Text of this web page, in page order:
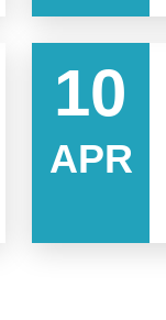
10
APR